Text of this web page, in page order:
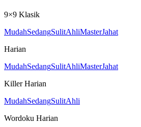
9×9 Klasik
MudahSedangSulitAhliMasterJahat
Harian
MudahSedangSulitAhliMasterJahat
Killer Harian
MudahSedangSulitAhli
Wordoku Harian